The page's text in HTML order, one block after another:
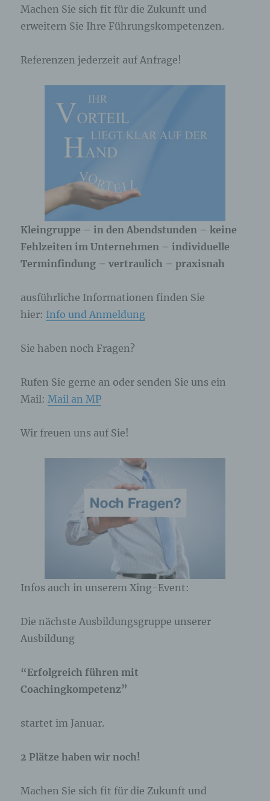
Machen Sie sich fit für die Zukunft und
erweitern Sie Ihre Führungskompetenzen.
Referenzen jederzeit auf Anfrage!
Kleingruppe – in den Abendstunden – keine
Fehlzeiten im Unternehmen – individuelle
Terminfindung – vertraulich – praxisnah
ausführliche Informationen finden Sie
hier: Info und Anmeldung
Sie haben noch Fragen?
Rufen Sie gerne an oder senden Sie uns ein
Mail:Mail an MP
Wir freuen uns auf Sie!
Infos auch in unserem Xing-Event:
Die nächste Ausbildungsgruppe unserer
Ausbildung
“Erfolgreich führen mit
Coachingkompetenz”
startet im Januar.
2 Plätze haben wir noch!
Machen Sie sich fit für die Zukunft und